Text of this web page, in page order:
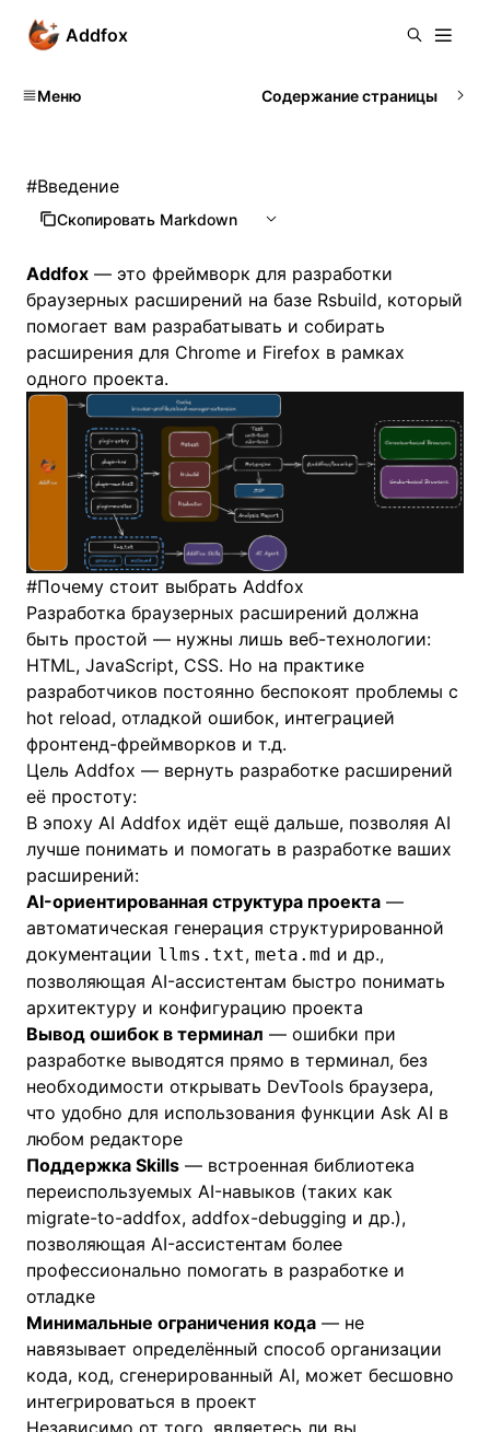
Addfox
Меню Содержание страницы
#Введение
Скопировать Markdown
Addfox — это фреймворк для разработки
браузерных расширений на базе Rsbuild, который
помогает вам разрабатывать и собирать
расширения для Chrome и Firefox в рамках
одного проекта.
#Почему стоит выбрать Addfox
Разработка браузерных расширений должна
быть простой — нужны лишь веб-технологии:
HTML, JavaScript, CSS. Но на практике
разработчиков постоянно беспокоят проблемы с
hot reload, отладкой ошибок, интеграцией
фронтенд-фреймворков и т.д.
Цель Addfox — вернуть разработке расширений
её простоту:
В эпоху AI Addfox идёт ещё дальше, позволяя AI
лучше понимать и помогать в разработке ваших
расширений:
AI-ориентированная структура проекта —
автоматическая генерация структурированной
документации llms.txt, meta.md и др.,
позволяющая AI-ассистентам быстро понимать
архитектуру и конфигурацию проекта
Вывод ошибок в терминал — ошибки при
разработке выводятся прямо в терминал, без
необходимости открывать DevTools браузера,
что удобно для использования функции Ask AI в
любом редакторе
Поддержка Skills — встроенная библиотека
переиспользуемых AI-навыков (таких как
migrate-to-addfox, addfox-debugging и др.),
позволяющая AI-ассистентам более
профессионально помогать в разработке и
отладке
Минимальные ограничения кода — не
навязывает определённый способ организации
кода, код, сгенерированный AI, может бесшовно
интегрироваться в проект
Независимо от того, являетесь ли вы